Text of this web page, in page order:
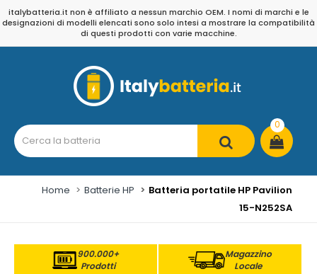
italybatteria.it non è affiliato a nessun marchio OEM. I nomi di marchi e le
designazioni di modelli elencati sono solo intesi a mostrare la compatibilità
di questi prodotti con varie macchine.
0
Home Batterie HP
Batteria portatile HP Pavilion
15-N252SA
900.000+
Prodotti
Magazzino
Locale